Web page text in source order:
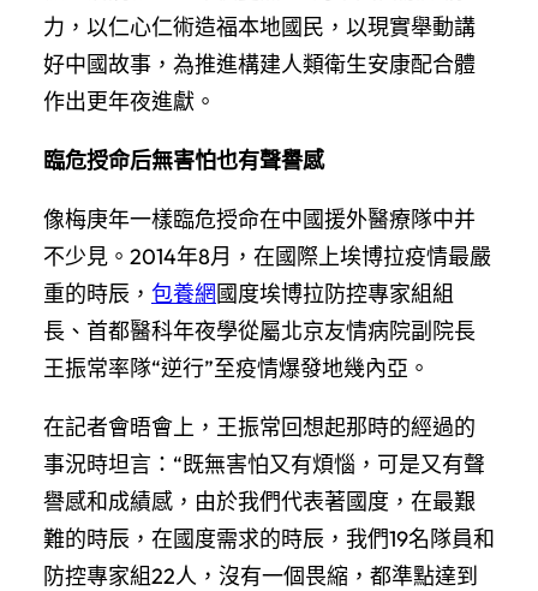
力，以仁心仁術造福本地國民，以現實舉動講
好中國故事，為推進構建人類衛生安康配合體
作出更年夜進獻。
臨危授命后無害怕也有聲譽感
像梅庚年一樣臨危授命在中國援外醫療隊中并
不少見。2014年8月，在國際上埃博拉疫情最嚴
重的時辰， 包養網國度埃博拉防控專家組組
長、首都醫科年夜學從屬北京友情病院副院長
王振常率隊“逆行”至疫情爆發地幾內亞。
在記者會晤會上，王振常回想起那時的經過的
事況時坦言：“既無害怕又有煩惱，可是又有聲
譽感和成績感，由於我們代表著國度，在最艱
難的時辰，在國度需求的時辰，我們19名隊員和
防控專家組22人，沒有一個畏縮，都準點達到